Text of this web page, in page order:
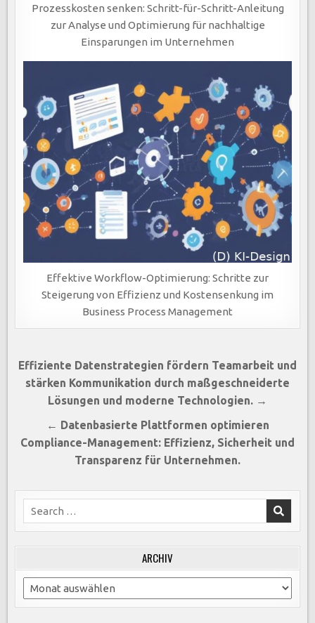
Prozesskosten senken: Schritt-für-Schritt-Anleitung
zur Analyse und Optimierung für nachhaltige
Einsparungen im Unternehmen
Effektive Workflow-Optimierung: Schritte zur
Steigerung von Effizienz und Kostensenkung im
Business Process Management
Beitragsnavigation
Effiziente Datenstrategien fördern Teamarbeit und
stärken Kommunikation durch maßgeschneiderte
Lösungen und moderne Technologien. →
← Datenbasierte Plattformen optimieren
Compliance-Management: Effizienz, Sicherheit und
Transparenz für Unternehmen.
Search
for:
ARCHIV
Archiv